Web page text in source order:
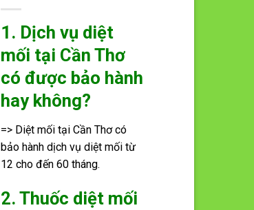
1. Dịch vụ diệt
mối tại Cần Thơ
có được bảo hành
hay không?
=> Diệt mối tại Cần Thơ có
bảo hành dịch vụ diệt mối từ
12 cho đến 60 tháng.
2. Thuốc diệt mối